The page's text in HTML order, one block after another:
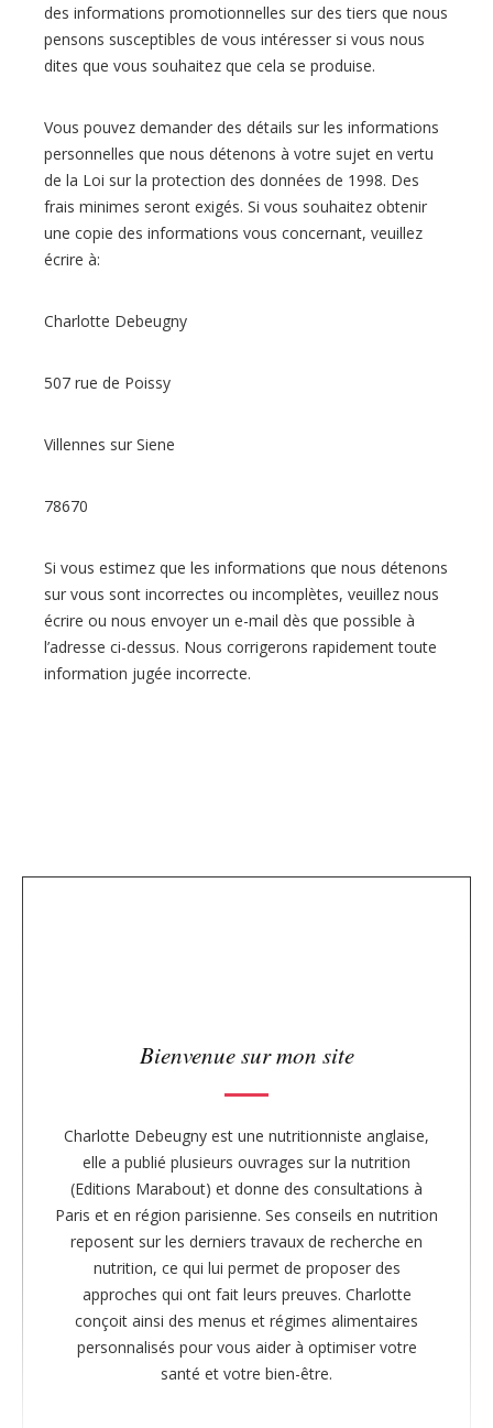
des informations promotionnelles sur des tiers que nous
pensons susceptibles de vous intéresser si vous nous
dites que vous souhaitez que cela se produise.
Vous pouvez demander des détails sur les informations
personnelles que nous détenons à votre sujet en vertu
de la Loi sur la protection des données de 1998. Des
frais minimes seront exigés. Si vous souhaitez obtenir
une copie des informations vous concernant, veuillez
écrire à:
Charlotte Debeugny
507 rue de Poissy
Villennes sur Siene
78670
Si vous estimez que les informations que nous détenons
sur vous sont incorrectes ou incomplètes, veuillez nous
écrire ou nous envoyer un e-mail dès que possible à
l’adresse ci-dessus. Nous corrigerons rapidement toute
information jugée incorrecte.
s
Bienvenue sur mon site
Charlotte Debeugny est une nutritionniste anglaise,
elle a publié plusieurs ouvrages sur la nutrition
(Editions Marabout) et donne des consultations à
Paris et en région parisienne. Ses conseils en nutrition
reposent sur les derniers travaux de recherche en
nutrition, ce qui lui permet de proposer des
approches qui ont fait leurs preuves. Charlotte
conçoit ainsi des menus et régimes alimentaires
personnalisés pour vous aider à optimiser votre
santé et votre bien-être.